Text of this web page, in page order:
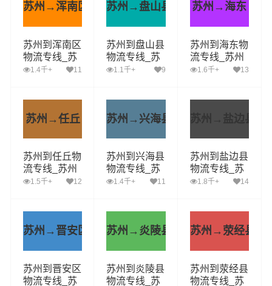
苏州→浑南区
苏州到浑南区
物流专线_苏
州到浑南区货
1.4千+ 11
苏州→盘山县
苏州到盘山县
物流专线_苏
州到盘山县货
1.1千+ 9
苏州→海东
苏州到海东物
流专线_苏州
到海东货运公
1.6千+ 13
苏州→任丘
苏州到任丘物
流专线_苏州
到任丘货运公
1.5千+ 12
苏州→兴海县
苏州到兴海县
物流专线_苏
州到兴海县货
1.4千+ 11
苏州→盐边县
苏州到盐边县
物流专线_苏
州到盐边县货
1.8千+ 14
苏州→晋安区
苏州到晋安区
物流专线_苏
苏州→炎陵县
苏州到炎陵县
物流专线_苏
苏州→荥经县
苏州到荥经县
物流专线_苏